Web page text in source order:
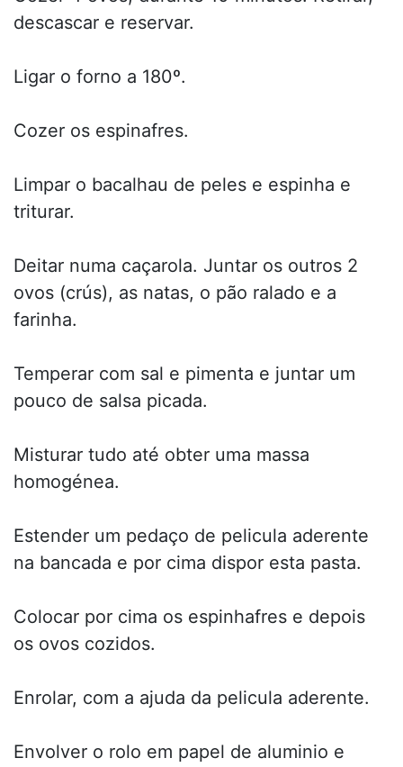
descascar e reservar.
Ligar o forno a 180º.
Cozer os espinafres.
Limpar o bacalhau de peles e espinha e
triturar.
Deitar numa caçarola. Juntar os outros 2
ovos (crús), as natas, o pão ralado e a
farinha.
Temperar com sal e pimenta e juntar um
pouco de salsa picada.
Misturar tudo até obter uma massa
homogénea.
Estender um pedaço de pelicula aderente
na bancada e por cima dispor esta pasta.
Colocar por cima os espinhafres e depois
os ovos cozidos.
Enrolar, com a ajuda da pelicula aderente.
Envolver o rolo em papel de aluminio e